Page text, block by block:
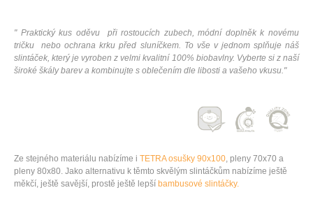
" Praktický kus oděvu při rostoucích zubech, módní doplněk k novému
tričku nebo ochrana krku před sluníčkem. To vše v jednom splňuje náš
slintáček, který je vyroben z velmi kvalitní 100% biobavlny. Vyberte si z naší
široké škály barev a kombinujte s oblečením dle libosti a vašeho vkusu."
Ze stejného materiálu nabízíme i TETRA osušky 90x100, pleny 70x70 a
pleny 80x80. Jako alternativu k těmto skvělým slintáčkům nabízíme ještě
měkčí, ještě savější, prostě ještě lepší bambusové slintáčky.